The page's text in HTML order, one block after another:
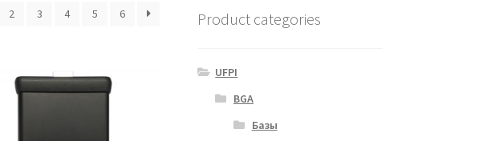
2 3 4 5 6 Product categories
UFPI
BGA
Базы